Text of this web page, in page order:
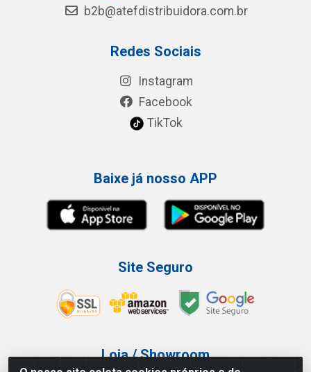
b2b@atefdistribuidora.com.br
Redes Sociais
Instagram
Facebook
TikTok
Baixe já nosso APP
Site Seguro
Loja / Showroom